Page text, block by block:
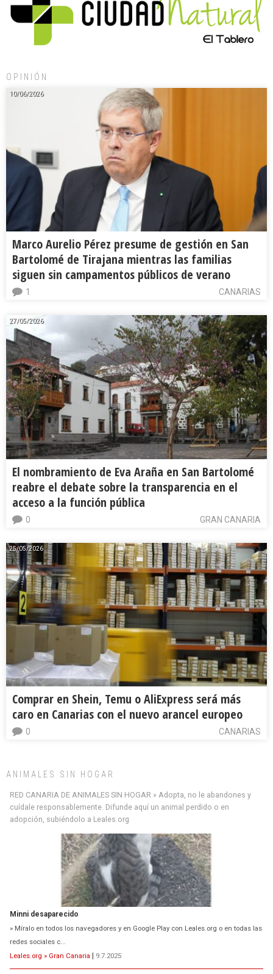
OPINIÓN
10/06/2026
Marco Aurelio Pérez presume de gestión en San
Bartolomé de Tirajana mientras las familias
siguen sin campamentos públicos de verano
CANARIAS
1
27/05/2026
El nombramiento de Eva Araña en San Bartolomé
reabre el debate sobre la transparencia en el
acceso a la función pública
GRAN CANARIA
0
25/05/2026
Comprar en Shein, Temu o AliExpress será más
caro en Canarias con el nuevo arancel europeo
CANARIAS
0
ANIMALES SIN HOGAR
RED CANARIA DE ANIMALES SIN HOGAR » Adopta, no le abandones y
cuídale responsablemente. Difunde aquí un animal perdido o en
adopción, subiéndolo a Leales.org
Minni desaparecido
» Míralo en todos los navegadores y en Google Play con Leales.org o en todas las
redes sociales c...
Leales.org » Gran Canaria | 9.7.2025